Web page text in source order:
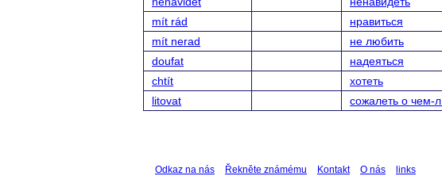
mít rád
нравиться
mít nerad
не любить
doufat
надеяться
chtít
хотеть
litovat
сожалеть о чем-л.
Odkaz na nás Řekněte známému Kontakt O nás links